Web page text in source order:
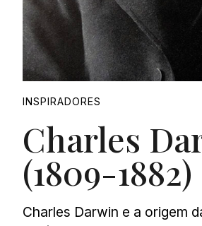
INSPIRADORES
Charles
(1809-1882)
Charles Darwin e a origem